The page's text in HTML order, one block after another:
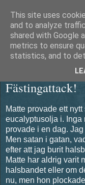
Fästingattack!
Matte provade ett
eucalyptusolja i. Inga
provade i en dag.
Men satan i gatan,
efter att jag burit
Matte har aldrig varit
halsbandet eller om
nu, men hon
This site uses
and to analyze
shared with Google
metrics to ensure
statistics, and to